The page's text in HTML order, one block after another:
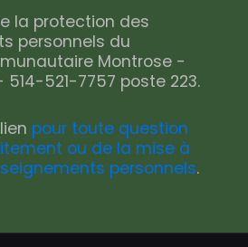
la protection des
personnels du
Montrose -
514-521-7757 poste 223.
pour toute question
ou de la mise à
personnels.